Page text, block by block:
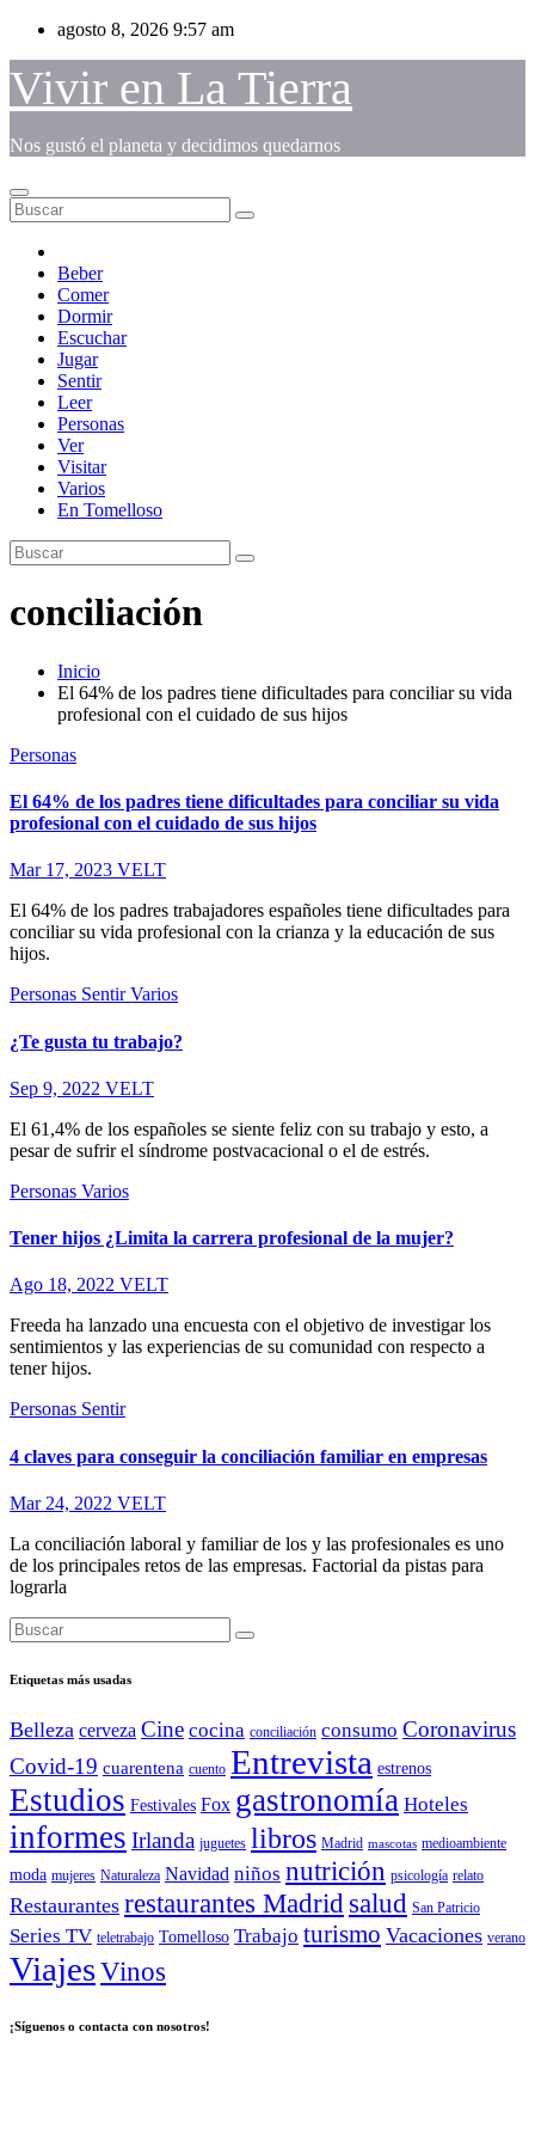
Saltar
contenido
agosto 8, 2026 9:57 am
Vivir en La Tierra
Nos gustó el planeta y decidimos quedarnos
Beber
Comer
Dormir
Escuchar
Jugar
Sentir
Leer
Personas
Ver
Visitar
Varios
En Tomelloso
conciliación
Inicio
El 64% de los padres tiene dificultades para conciliar su vida
profesional con el cuidado de sus hijos
Personas
El 64% de los padres tiene dificultades para conciliar su vida
profesional con el cuidado de sus hijos
Mar 17, 2023 VELT
El 64% de los padres trabajadores españoles tiene dificultades para
conciliar su vida profesional con la crianza y la educación de sus
hijos.
Personas SentirVarios
¿Te gusta tu trabajo?
Sep 9, 2022 VELT
El 61,4% de los españoles se siente feliz con su trabajo y esto, a
pesar de sufrir el síndrome postvacacional o el de estrés.
Personas Varios
Tener hijos ¿Limita la carrera profesional de la mujer?
Ago 18, 2022 VELT
Freeda ha lanzado una encuesta con el objetivo de investigar los
sentimientos y las experiencias de su comunidad con respecto a
tener hijos.
Personas Sentir
4 claves para conseguir la conciliación familiar en empresas
Mar 24, 2022 VELT
La conciliación laboral y familiar de los y las profesionales es uno
de los principales retos de las empresas. Factorial da pistas para
lograrla
Etiquetas más usadas
Belleza cerveza Cine cocina conciliación consumo Coronavirus
Covid-19 cuarentena cuento Entrevista estrenos
Estudios Festivales Fox gastronomía Hoteles
informes Irlanda juguetes libros Madrid mascotas medioambiente
moda mujeres Naturaleza Navidad niños nutrición psicología relato
Restaurantes restaurantes Madrid salud San Patricio
Series TV teletrabajo Tomelloso Trabajo turismo Vacaciones verano
ViajesVinos
¡Síguenos o contacta con nosotros!